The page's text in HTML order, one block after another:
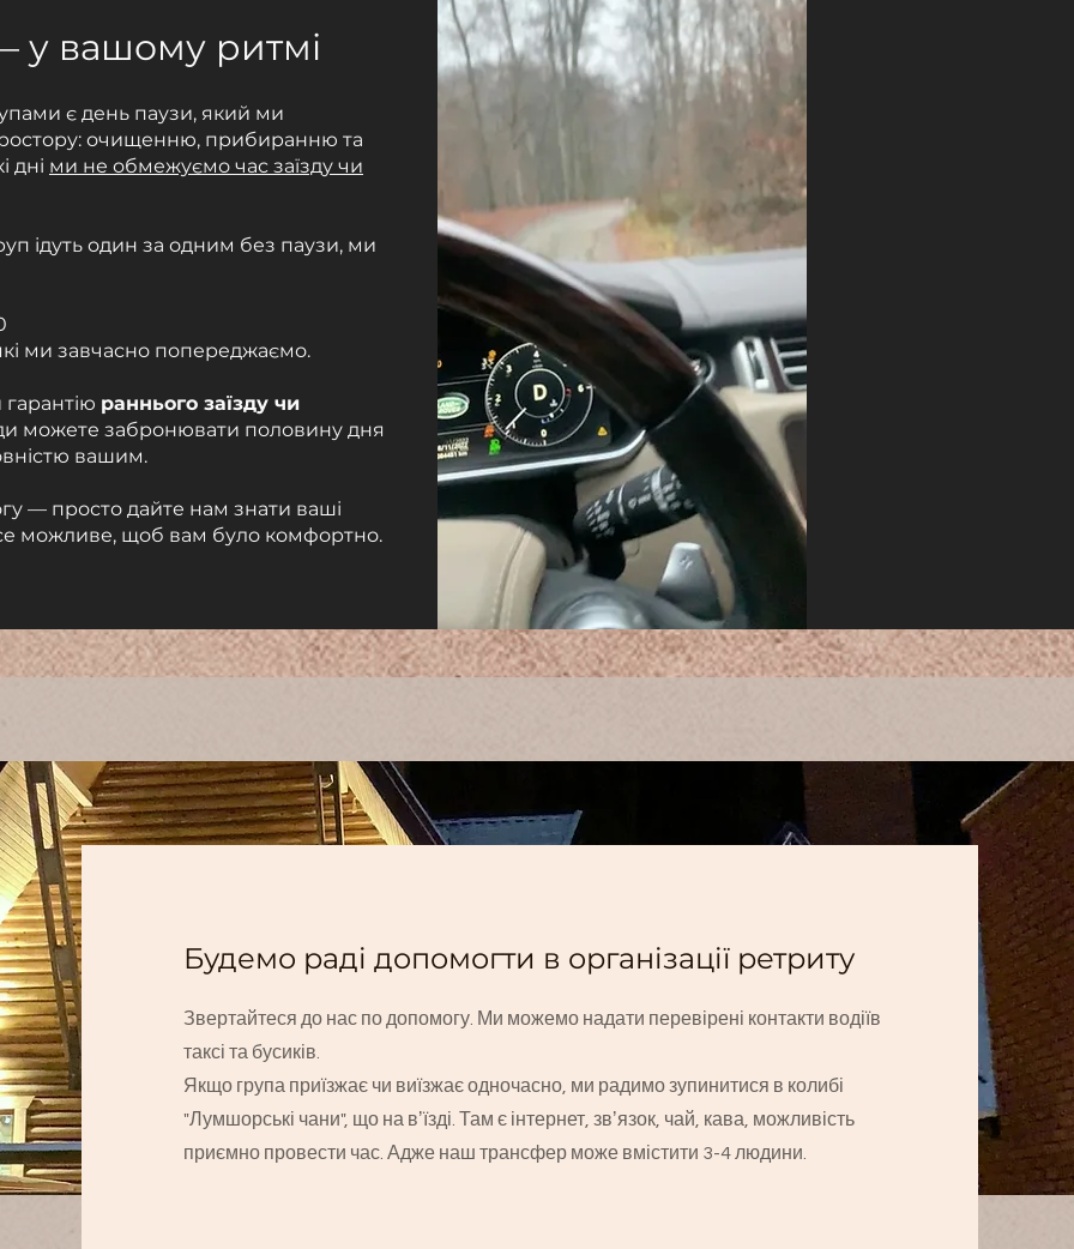
у вашому ритмі
є день паузи, який ми
очищенню, прибиранню та
дні ми не обмежуємо час заїзду чи
ідуть один за одним без паузи, ми
ми завчасно попереджаємо.
раннього заїзду чи
можете забронювати половину дня
вашим.
— просто дайте нам знати ваші
можливе, щоб вам було комфортно.
Будемо раді допомогти в організаціїретриту
Звертайтеся до нас по допомогу. Ми можемо надати перевірені контакти водіїв
таксі та бусиків.
Якщо група приїзжає чи виїзжає одночасно, ми радимо зупинитися в колибі
"Лумшорські чани", що на вʼїзді. Там є інтернет, звʼязок, чай, кава, можливість
приємно провести час. Адже наш трансфер може вмістити 3-4 людини.